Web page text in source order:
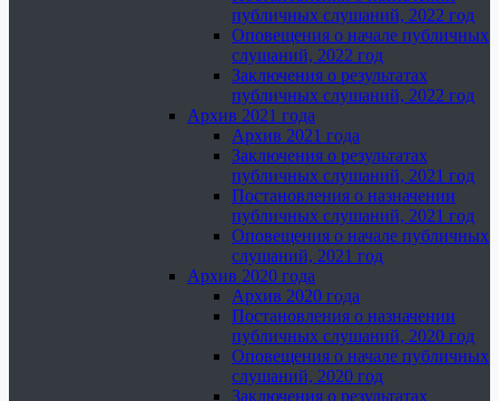
публичных слушаний, 2022 год
Оповещения о начале публичных
слушаний, 2022 год
Заключения о результатах
публичных слушаний, 2022 год
Архив 2021 года
Архив 2021 года
Заключения о результатах
публичных слушаний, 2021 год
Постановления о назначении
публичных слушаний, 2021 год
Оповещения о начале публичных
слушаний, 2021 год
Архив 2020 года
Архив 2020 года
Постановления о назначении
публичных слушаний, 2020 год
Оповещения о начале публичных
слушаний, 2020 год
Заключения о результатах